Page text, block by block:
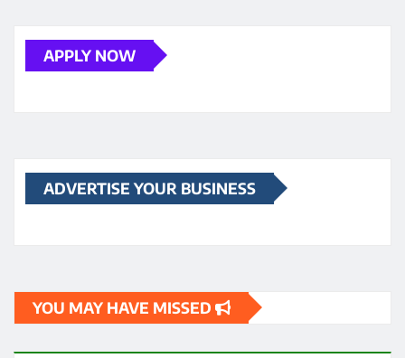
APPLY NOW
ADVERTISE YOUR BUSINESS
YOU MAY HAVE MISSED